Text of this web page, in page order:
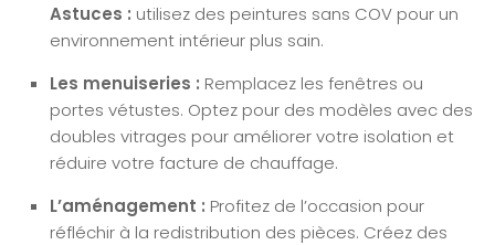
Astuces : utilisez des peintures sans COV pour un
environnement intérieur plus sain.
Les menuiseries : Remplacez les fenêtres ou
portes vétustes. Optez pour des modèles avec des
doubles vitrages pour améliorer votre isolation et
réduire votre facture de chauffage.
L’aménagement : Profitez de l’occasion pour
réfléchir à la redistribution des pièces. Créez des